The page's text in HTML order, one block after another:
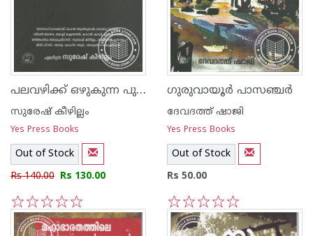
പലവഴിക്ക് ഒഴുകുന്ന പുഴകള്‍
സുരേഷ് കീഴില്ലം
Yes Press Books
Out of Stock
Rs 140.00 Rs 130.00
5
4
3
2
1
ഗുരുവായൂര്‍ പാസഞ്ചര്‍
ദേവദത്ത് ഷാജി
Yes Press Books
Out of Stock
Rs 50.00
5
4
3
2
1